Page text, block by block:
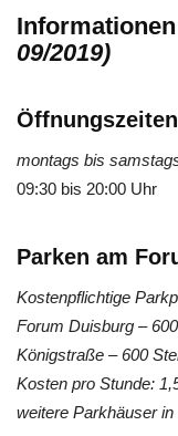
09/2019)
montags bis
09:30 bis 20:00 Uhr
Parken am
Kostenpflichtige
Forum Duisburg –
Königstraße – 600
Kosten pro Stunde:
weitere Parkhäuser